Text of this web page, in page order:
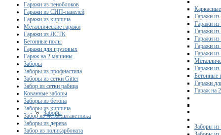
Гаражи из
Гаражи из
Гаражи из
Гаражи из
Гаражи
Гаражи из
Гаражи
Бетонные
Гаражи
Гараж на
Заборы
Заборы из
Гаражи из пеноблоков
Гаражи из СИП-панелей
Гаражи из кирпича
Металлические гаражи
Гаражи из ЛСТК
Бетонные полы
Гаражи для грузовых
Гараж на 2 машины
Заборы
Заборы из профнастила
Заборы из сетки Gitter
Забор из сетки рабица
Кованные заборы
Заборы из бетона
Заборы из кирпича
Забор из метал.штакетника
Заборы из дерева
Забор из поликарбоната